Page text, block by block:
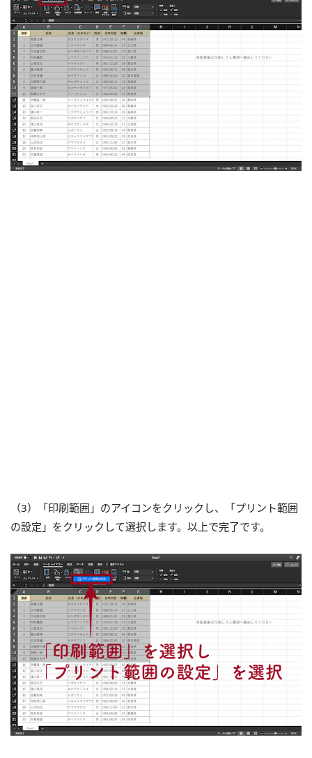
（3）「印刷範囲」のアイコンをクリックし、「プリント範囲
の設定」をクリックして選択します。以上で完了です。